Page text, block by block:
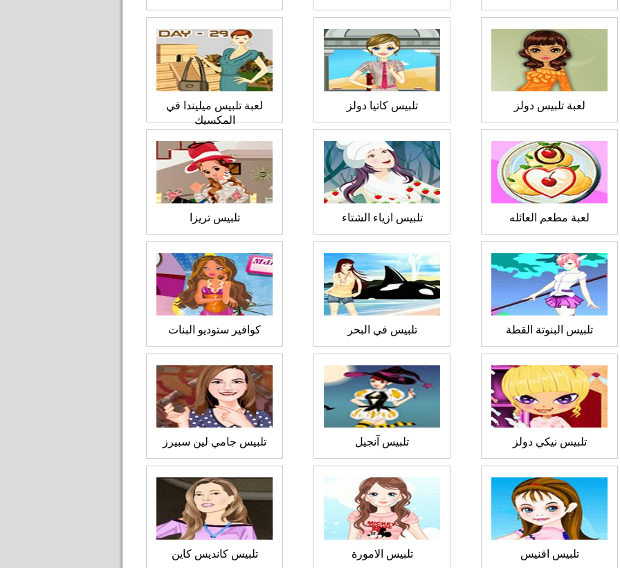
لعبة تلبيس دولز تلبيس كاتيا دولز
لعبة تلبيس ميليندا في
المكسيك
لعبة مطعم العائله تلبيس ازياء الشتاء تلبيس تريزا
تلبيس البنوتة القطة تلبيس في البحر كوافير ستوديو البنات
تلبيس نيكي دولز تلبيس آنجيل تلبيس جامي لين سبيرز
تلبيس اقنيس تلبيس الامورة تلبيس كانديس كاين